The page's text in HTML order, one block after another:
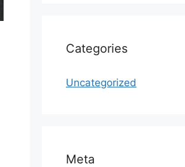
Categories
Uncategorized
Meta